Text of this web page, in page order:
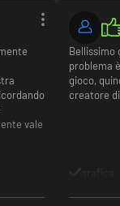
in questa
monumento del
di oscuro si è
vale
Bellissimo
problema
gioco,
creatore